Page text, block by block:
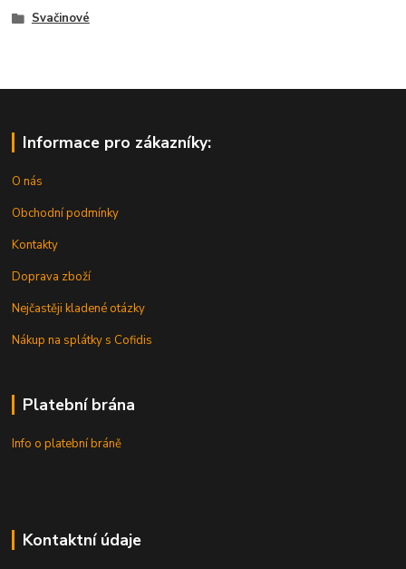
Svačinové
Informace pro zákazníky:
O nás
Obchodní podmínky
Kontakty
Doprava zboží
Nejčastěji kladené otázky
Nákup na splátky s Cofidis
Platební brána
Info o platební bráně
Kontaktní údaje